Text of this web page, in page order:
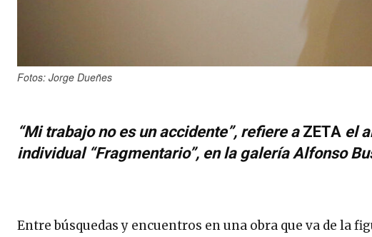
Fotos: Jorge Dueñes
“Mi trabajo no es un accidente”, refiere a ZETA el
individual “Fragmentario”, en la galería Alfonso
Entre búsquedas y encuentros en una obra que va de la